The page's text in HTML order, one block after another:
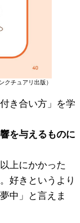
クチュアリ出版）
き合い方」を学
を与えるものに
上にかかった
好きというより
中」と言えま